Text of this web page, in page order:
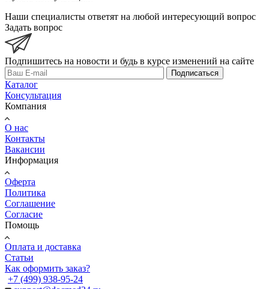
Наши специалисты ответят на любой интересующий вопрос
Задать вопрос
Подпишитесь на новости и будь в курсе изменений на сайте
Подписаться
Каталог
Консультация
Компания
О нас
Контакты
Вакансии
Информация
Оферта
Политика
Соглашение
Согласие
Помощь
Оплата и доставка
Статьи
Как оформить заказ?
+7 (499) 938-95-24